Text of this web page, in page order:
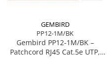
GEMBIRD
PP12-1M/BK
Gembird PP12‑1M/BK –
Patchcord RJ45 Cat.5e UTP,